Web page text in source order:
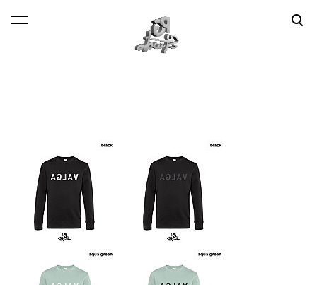
lisati ostukorvi. Vaata ostukorvi